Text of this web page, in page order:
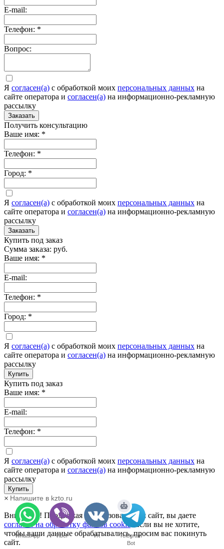
E-mail:
Телефон: *
Вопрос:
Я согласен(а) c обработкой моих персональных данных на
сайте оператора и согласен(а) на информационно-рекламную
рассылку
Заказать
Получить консультацию
Ваше имя: *
Телефон: *
Город: *
Я согласен(а) c обработкой моих персональных данных на
сайте оператора и согласен(а) на информационно-рекламную
рассылку
Заказать
Купить под заказ
Сумма заказа: руб.
Ваше имя: *
E-mail:
Телефон: *
Город: *
Я согласен(а) c обработкой моих персональных данных на
сайте оператора и согласен(а) на информационно-рекламную
рассылку
Купить
Купить под заказ
Ваше имя: *
E-mail:
Телефон: *
Я согласен(а) c обработкой моих персональных данных на
сайте оператора и согласен(а) на информационно-рекламную
рассылку
Купить
Напишите в kzto.ru
WhatsApp Viber VK
Telegram
Bot
×
Внимание! Продолжая использовать наш сайт, вы даете
согласие на обработку файлов cookie
. Если вы не хотите,
чтобы ваши данные обрабатывались, просим вас покинуть
сайт.